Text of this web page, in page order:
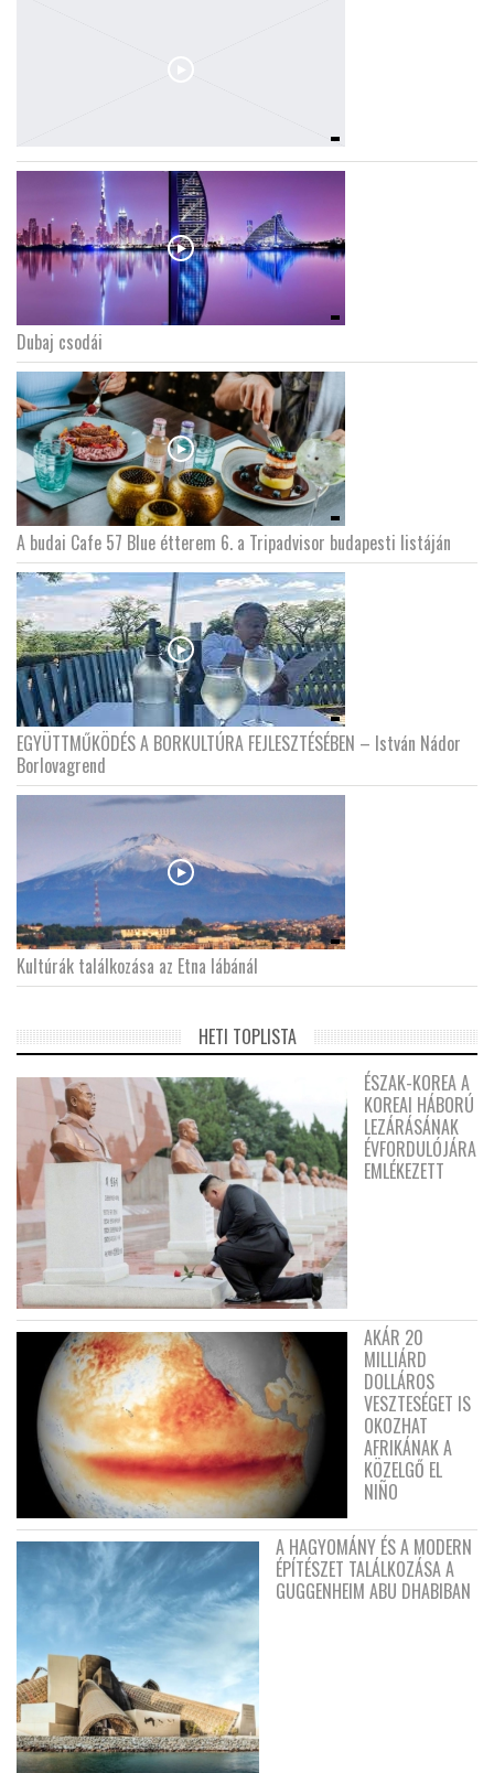
Dubaj csodái
A budai Cafe 57 Blue étterem 6. a Tripadvisor budapesti listáján
EGYÜTTMŰKÖDÉS A BORKULTÚRA FEJLESZTÉSÉBEN – István Nádor
Borlovagrend
Kultúrák találkozása az Etna lábánál
HETI TOPLISTA
ÉSZAK-KOREA A
KOREAI HÁBORÚ
LEZÁRÁSÁNAK
ÉVFORDULÓJÁRA
EMLÉKEZETT
AKÁR 20
MILLIÁRD
DOLLÁROS
VESZTESÉGET IS
OKOZHAT
AFRIKÁNAK A
KÖZELGŐ EL
NIÑO
A HAGYOMÁNY ÉS A MODERN
ÉPÍTÉSZET TALÁLKOZÁSA A
GUGGENHEIM ABU DHABIBAN